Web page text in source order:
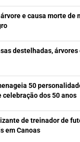
e causa morte de
destelhadas,
50
dos 50 anos
de treinador de
em Canoas